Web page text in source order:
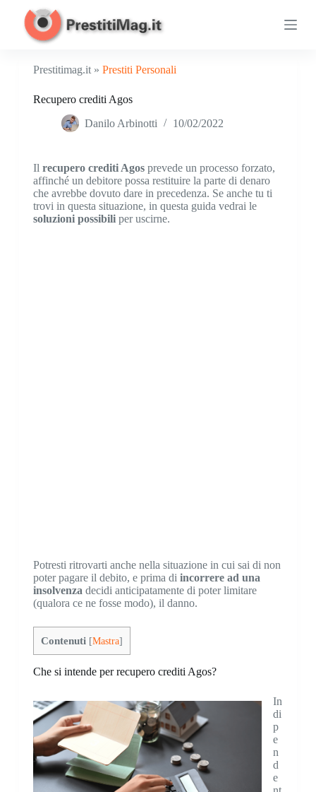
Prestitimag.it » Prestiti Personali
Recupero crediti Agos
Danilo Arbinotti 10/02/2022
Il recupero crediti Agosprevede un processo forzato,
affinché un debitore possa restituire la parte di denaro
che avrebbe dovuto dare in precedenza. Se anche tu ti
trovi in questa situazione, in questa guida vedrai le
soluzioni possibiliper uscirne.
Potresti ritrovarti anche nella situazione in cui sai di non
poter pagare il debito, e prima di incorrere ad una
insolvenza decidi anticipatamente di poter limitare
(qualora ce ne fosse modo), il danno.
Contenuti [Mastra]
Che si intende per recupero crediti Agos?
In
di
p
e
n
d
e